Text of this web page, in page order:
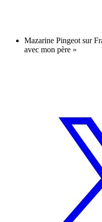
Mazarine Pingeot sur
avec mon père »